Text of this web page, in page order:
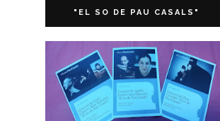
"EL SO DE PAU CASALS"